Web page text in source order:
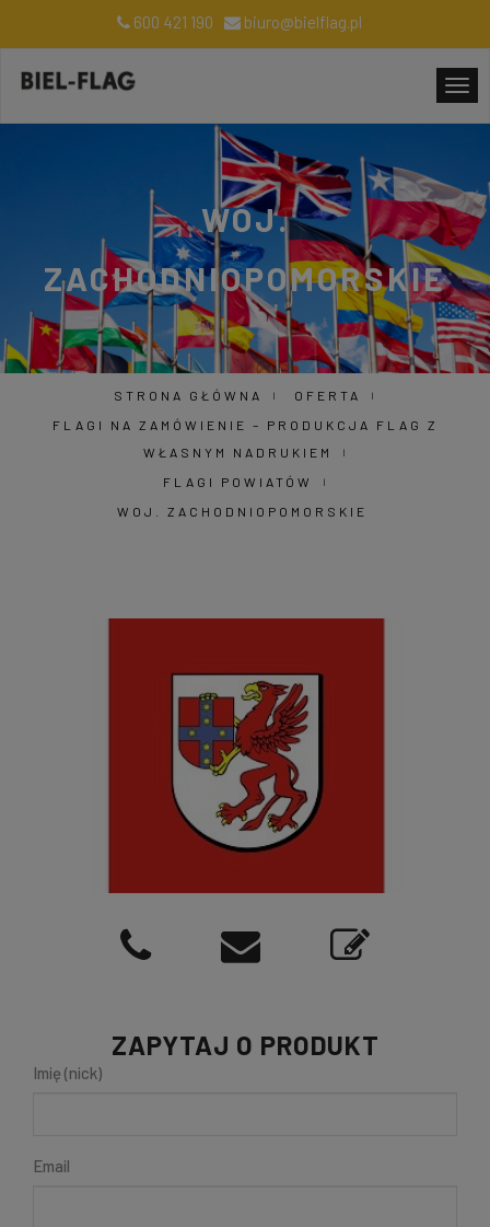
600 421 190 biuro@bielflag.pl
WOJ.
ZACHODNIOPOMORSKIE
STRONA GŁÓWNA
OFERTA
FLAGI NA ZAMÓWIENIE – PRODUKCJA FLAG Z
WŁASNYM NADRUKIEM
FLAGI POWIATÓW
WOJ. ZACHODNIOPOMORSKIE
ZAPYTAJ O PRODUKT
Imię (nick)
Email